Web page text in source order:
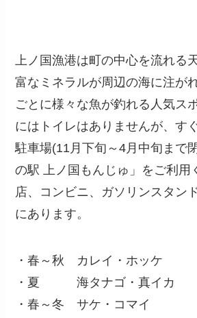
上ノ国漁港は町の中心を流れる
富なミネラルが周辺の海に注が
ごとに様々な魚が釣れる人気ス
にはトイレはありませんが、す
駐車場(11月下旬～4月中旬まで
の駅 上ノ国もんじゅ」をご利用
店、コンビニ、ガソリンスタン
にあります。
・春～秋 カレイ・ホッケ
・夏 海タナゴ・真イカ
・春～冬 サケ・コマイ